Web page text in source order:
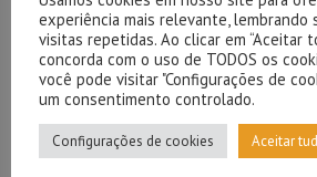
experiência mais relevante, lembrando
visitas repetidas. Ao clicar em “Aceitar
concorda com o uso de TODOS os
você pode visitar "Configurações de
um consentimento controlado.
Configurações de cookies Aceitar